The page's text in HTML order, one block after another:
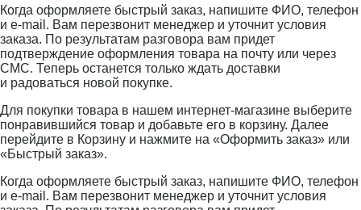
Когда оформляете быстрый заказ, напишите ФИО, телефон
и e-mail. Вам перезвонит менеджер и уточнит условия
заказа. По результатам разговора вам придет
подтверждение оформления товара на почту или через
СМС. Теперь останется только ждать доставки
и радоваться новой покупке.
Для покупки товара в нашем интернет-магазине выберите
понравившийся товар и добавьте его в корзину. Далее
перейдите в Корзину и нажмите на «Оформить заказ» или
«Быстрый заказ».
Когда оформляете быстрый заказ, напишите ФИО, телефон
и e-mail. Вам перезвонит менеджер и уточнит условия